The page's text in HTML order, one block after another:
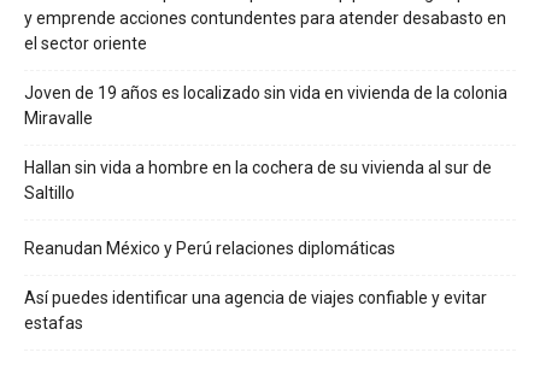
y emprende acciones contundentes para atender desabasto en
el sector oriente
Joven de 19 años es localizado sin vida en vivienda de la colonia
Miravalle
Hallan sin vida a hombre en la cochera de su vivienda al sur de
Saltillo
Reanudan México y Perú relaciones diplomáticas
Así puedes identificar una agencia de viajes confiable y evitar
estafas